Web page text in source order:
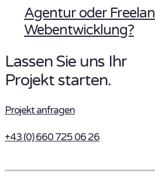
Agentur oder
Webentwicklung?
Lassen Sie uns Ihr
Projekt starten.
Projekt anfragen
+43 (0) 660 725 06 26